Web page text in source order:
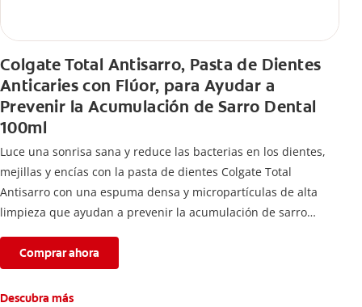
Colgate Total Antisarro, Pasta de Dientes
Anticaries con Flúor, para Ayudar a
Prevenir la Acumulación de Sarro Dental
100ml
Luce una sonrisa sana y reduce las bacterias en los dientes,
mejillas y encías con la pasta de dientes Colgate Total
Antisarro con una espuma densa y micropartículas de alta
limpieza que ayudan a prevenir la acumulación de sarro
Comprar ahora
Descubra más